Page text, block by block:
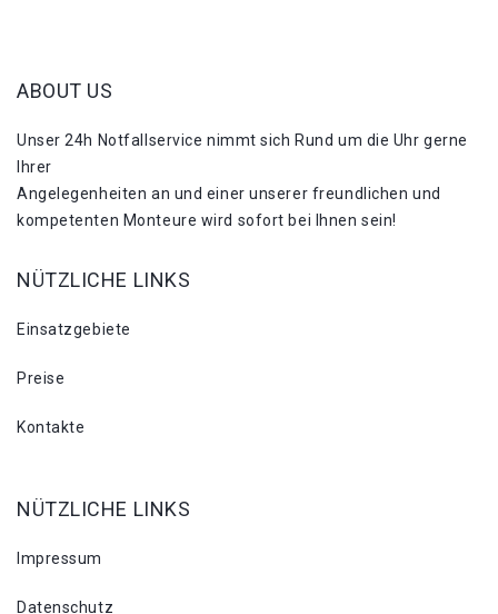
ABOUT US
Unser 24h Notfallservice nimmt sich Rund um die Uhr gerne
Ihrer
Angelegenheiten an und einer unserer freundlichen und
kompetenten Monteure wird sofort bei Ihnen sein!
NÜTZLICHE LINKS
Einsatzgebiete
Preise
Kontakte
NÜTZLICHE LINKS
Impressum
Datenschutz